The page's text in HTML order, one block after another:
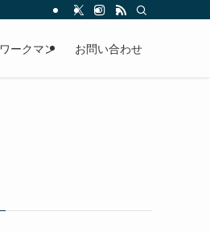
ワークマン お問い合わせ